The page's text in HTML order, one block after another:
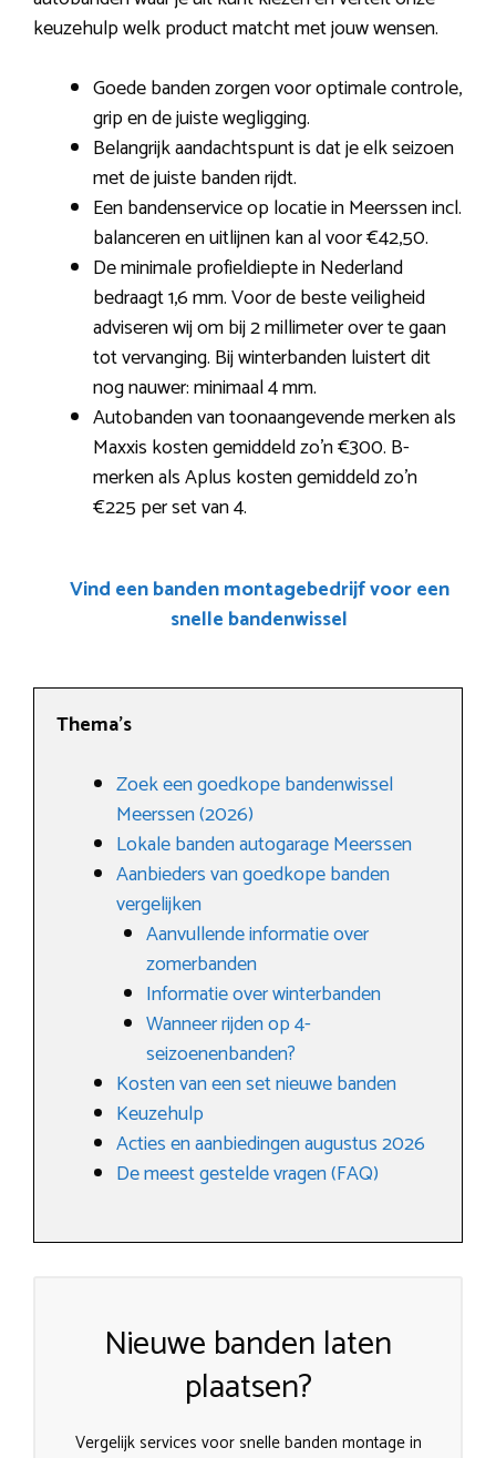
keuzehulp welk product matcht met jouw wensen.
Goede banden zorgen voor optimale controle,
grip en de juiste wegligging.
Belangrijk aandachtspunt is dat je elk seizoen
met de juiste banden rijdt.
Een bandenservice op locatie in Meerssen incl.
balanceren en uitlijnen kan al voor €42,50.
De minimale profieldiepte in Nederland
bedraagt 1,6 mm. Voor de beste veiligheid
adviseren wij om bij 2 millimeter over te gaan
tot vervanging. Bij winterbanden luistert dit
nog nauwer: minimaal 4 mm.
Autobanden van toonaangevende merken als
Maxxis kosten gemiddeld zo’n €300. B-
merken als Aplus kosten gemiddeld zo’n
€225 per set van 4.
Vind een banden montagebedrijf voor een
snelle bandenwissel
Thema’s
Zoek een goedkope bandenwissel
Meerssen (2026)
Lokale banden autogarage Meerssen
Aanbieders van goedkope banden
vergelijken
Aanvullende informatie over
zomerbanden
Informatie over winterbanden
Wanneer rijden op 4-
seizoenenbanden?
Kosten van een set nieuwe banden
Keuzehulp
Acties en aanbiedingen augustus 2026
De meest gestelde vragen (FAQ)
Nieuwe banden laten
plaatsen?
Vergelijk services voor snelle banden montage in